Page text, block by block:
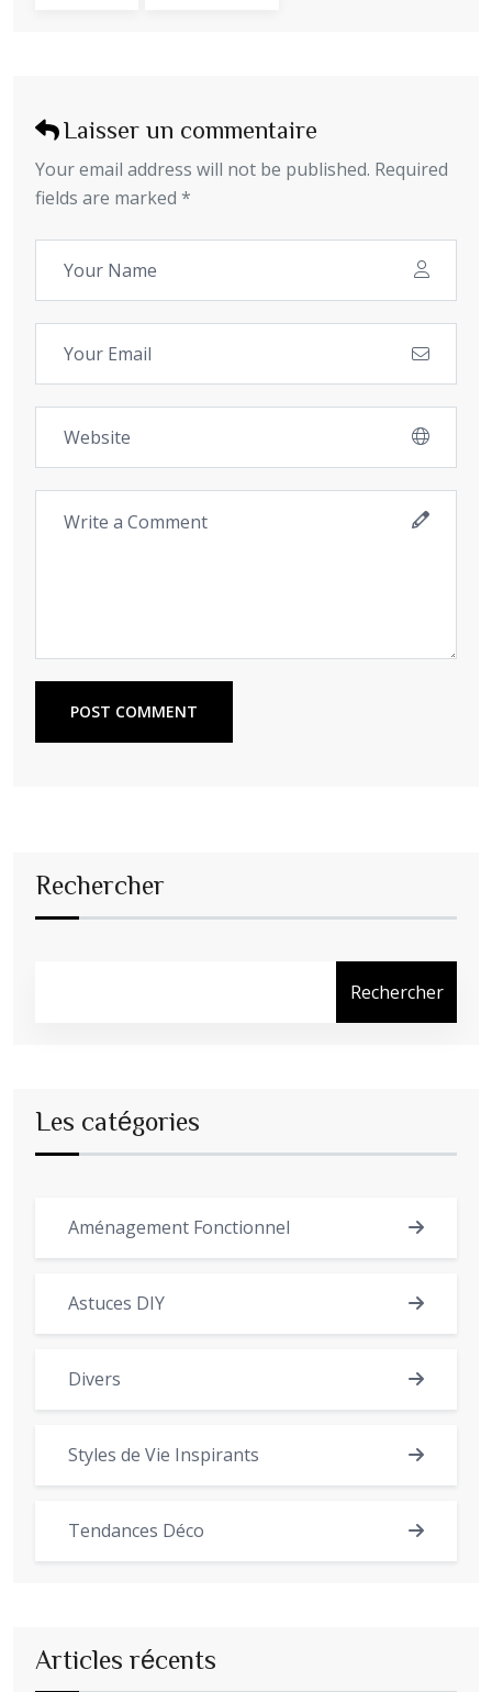
Laisser un commentaire
Your email address will not be published. Required
fields are marked *
POST COMMENT
Rechercher
Rechercher
Les catégories
Aménagement Fonctionnel
Astuces DIY
Divers
Styles de Vie Inspirants
Tendances Déco
Articles récents